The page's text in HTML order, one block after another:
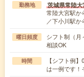
勤務地 茨城県常陸
常陸大宮駅か
／下小川駅
曜日頻度
シフト制（月
相談OK
時間
【シフト例
は一例です